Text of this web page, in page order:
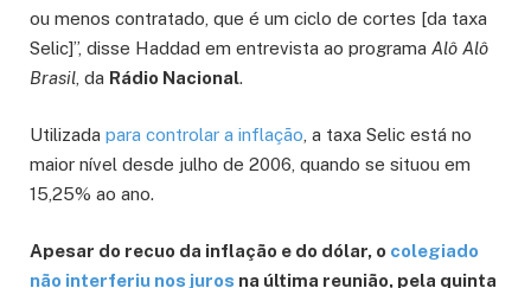
ou menos contratado, que é um ciclo de cortes [da taxa
Selic]”, disse Haddad em entrevista ao programa Alô Alô
Brasil , da Rádio Nacional.
Utilizada para controlar a inflação , a taxa Selic está no
maior nível desde julho de 2006, quando se situou em
15,25% ao ano.
Apesar do recuo da inflação e do dólar, o colegiado
não interferiu nos juros na última reunião, pela quinta